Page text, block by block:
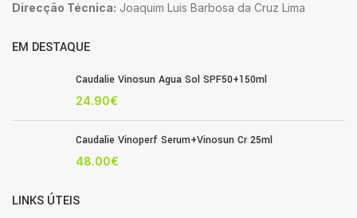
Direcção Técnica: Joaquim Luis Barbosa da Cruz Lima
EM DESTAQUE
Caudalie Vinosun Agua Sol SPF50+150ml
24.90€
Caudalie Vinoperf Serum+Vinosun Cr 25ml
48.00€
LINKS ÚTEIS